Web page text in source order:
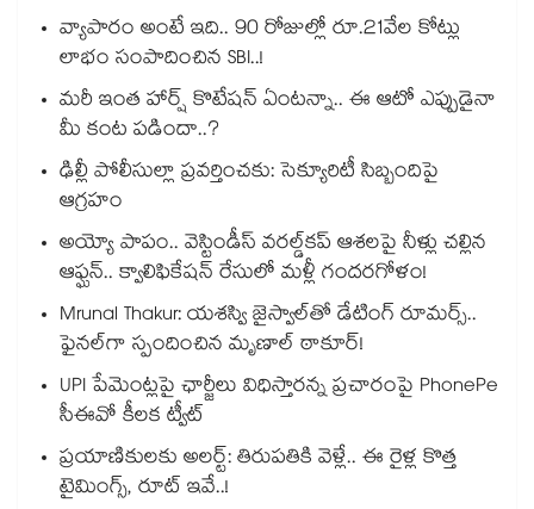
వ్యాపారం అంటే ఇది.. 90 రోజుల్లో రూ.21వేల కోట్లు
లాభం సంపాదించిన SBI..!
మరీ ఇంత హార్ష్ కొటేషన్ ఏంటన్నా.. ఈ ఆటో ఎప్పుడైనా
మీ కంట పడిందా..?
ఢిల్లీ పోలీసుల్లా ప్రవర్తించకు: సెక్యూరిటీ సిబ్బందిపై
ఆగ్రహం
అయ్యో పాపం.. వెస్టిండీస్ వరల్డ్‌కప్ ఆశలపై నీళ్లు చల్లిన
ఆఫ్ఘన్.. క్వాలిఫికేషన్ రేసులో మళ్లీ గందరగోళం!
Mrunal Thakur: యశస్వి జైస్వాల్‌తో డేటింగ్ రూమర్స్‌..
ఫైనల్‌గా స్పందించిన మృణాల్ ఠాకూర్!
UPI పేమెంట్లపై ఛార్జీలు విధిస్తారన్న ప్రచారంపై PhonePe
సీఈవో కీలక ట్వీట్
ప్రయాణికులకు అలర్ట్: తిరుపతికి వెళ్లే.. ఈ రైళ్ల కొత్త
టైమింగ్స్, రూట్ ఇవే..!